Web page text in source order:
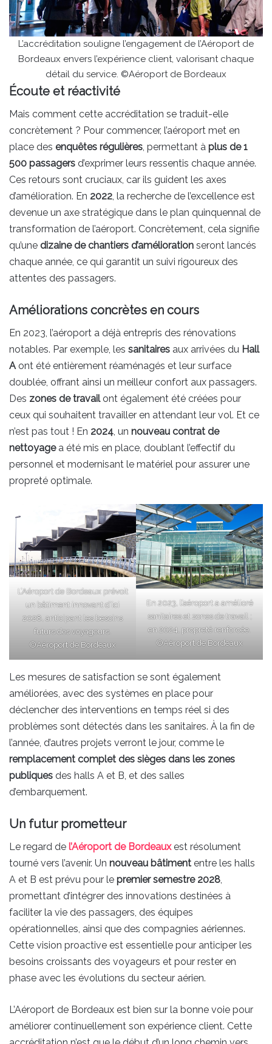
L’accréditation souligne l’engagement de l’Aéroport de
Bordeaux envers l’expérience client, valorisant chaque
détail du service. ©Aéroport de Bordeaux
Écoute et réactivité
Mais comment cette accréditation se traduit-elle
concrètement ? Pour commencer, l’aéroport met en
place des enquêtes régulières, permettant à plus de 1
500 passagers d’exprimer leurs ressentis chaque année.
Ces retours sont cruciaux, car ils guident les axes
d’amélioration. En 2022, la recherche de l’excellence est
devenue un axe stratégique dans le plan quinquennal de
transformation de l’aéroport. Concrètement, cela signifie
qu’une dizaine de chantiers d’amélioration seront lancés
chaque année, ce qui garantit un suivi rigoureux des
attentes des passagers.
Améliorations concrètes en cours
En 2023, l’aéroport a déjà entrepris des rénovations
notables. Par exemple, les sanitaires aux arrivées du Hall
Aont été entièrement réaménagés et leur surface
doublée, offrant ainsi un meilleur confort aux passagers.
Des zones de travailont également été créées pour
ceux qui souhaitent travailler en attendant leur vol. Et ce
n’est pas tout ! En 2024, un nouveau contrat de
nettoyagea été mis en place, doublant l’effectif du
personnel et modernisant le matériel pour assurer une
propreté optimale.
L’Aéroport de Bordeaux prévoit
un bâtiment innovant d’ici
2028, anticipant les besoins
futurs des voyageurs.
©Aéroport de Bordeaux
En 2023, l’aéroport a amélioré
sanitaires et zones de travail ;
en 2024, propreté renforcée.
©Aéroport de Bordeaux
Les mesures de satisfaction se sont également
améliorées, avec des systèmes en place pour
déclencher des interventions en temps réel si des
problèmes sont détectés dans les sanitaires. À la fin de
l’année, d’autres projets verront le jour, comme le
remplacement complet des sièges dans les zones
publiques des halls A et B, et des salles
d’embarquement.
Un futur prometteur
Le regard de l’Aéroport de Bordeauxest résolument
tourné vers l’avenir. Un nouveau bâtiment entre les halls
A et B est prévu pour le premier semestre 2028
promettant d’intégrer des innovations destinées à
faciliter la vie des passagers, des équipes
opérationnelles, ainsi que des compagnies aériennes.
Cette vision proactive est essentielle pour anticiper les
besoins croissants des voyageurs et pour rester en
phase avec les évolutions du secteur aérien.
L’Aéroport de Bordeaux est bien sur la bonne voie pour
améliorer continuellement son expérience client. Cette